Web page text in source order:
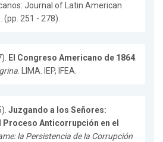
Journal of Latin American
(pp. 251 - 278).
El Congreso Americano de 1864.
. LIMA. IEP, IFEA.
Juzgando a los Señores:
Proceso Anticorrupción en el
la Persistencia de la Corrupción